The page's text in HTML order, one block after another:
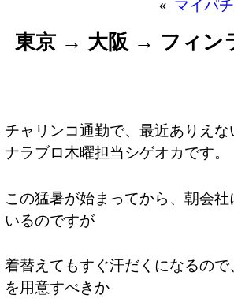
« マイパ
東京 → 大阪 → フィン
チャリンコ通勤で、最近ありえ
ナラブロ木曜担当シゲオカです。
この猛暑が始まってから、朝会
いるのですが
着替えてもすぐ汗だくになるので
を用意すべきか